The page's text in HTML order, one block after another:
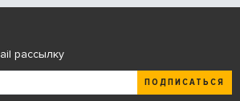
рассылку
ПОДПИСАТЬСЯ